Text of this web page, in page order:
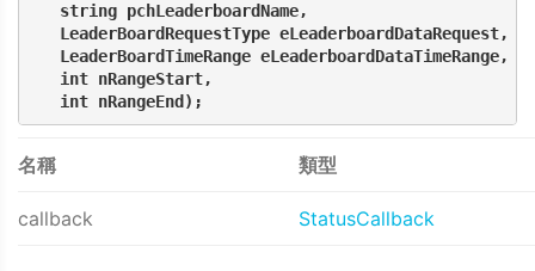
   string pchLeaderboardName,
   LeaderBoardRequestType eLeaderboardDataRequest,
   LeaderBoardTimeRange eLeaderboardDataTimeRange,
   int nRangeStart,
   int nRangeEnd);
名稱 類型
callback StatusCallback